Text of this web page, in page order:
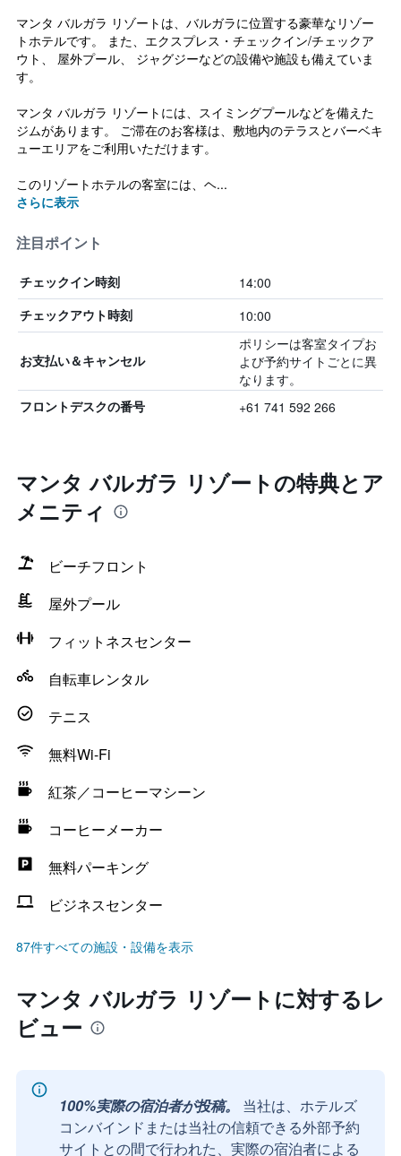
マンタ バルガラ リゾートは、バルガラに位置する豪華なリゾー
トホテルです。 また、エクスプレス・チェックイン/チェックア
ウト、 屋外プール、 ジャグジーなどの設備や施設も備えていま
す。
マンタ バルガラ リゾートには、スイミングプールなどを備えた
ジムがあります。 ご滞在のお客様は、敷地内のテラスとバーベキ
ューエリアをご利用いただけます。
このリゾートホテルの客室には、ヘ...
さらに表示
注目ポイント
チェックイン時刻 14:00
チェックアウト時刻 10:00
お支払い＆キャンセル
ポリシーは客室タイプお
よび予約サイトごとに異
なります。
フロントデスクの番号 +61 741 592 266
マンタ バルガラ リゾートの特典とア
メニティ
ビーチフロント
屋外プール
フィットネスセンター
自転車レンタル
テニス
無料Wi-Fi
紅茶／コーヒーマシーン
コーヒーメーカー
無料パーキング
ビジネスセンター
87件すべての施設・設備を表示
マンタ バルガラ リゾートに対するレ
ビュー
100%実際の宿泊者が投稿。
当社は、ホテルズ
コンバインドまたは当社の信頼できる外部予約
サイトとの間で行われた、実際の宿泊者による